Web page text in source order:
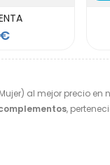
al mejor precio en
,